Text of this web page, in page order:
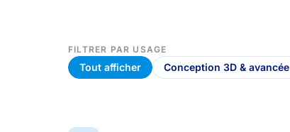
FILTRER PAR USAGE
Tout afficher Conception 3D & avancée